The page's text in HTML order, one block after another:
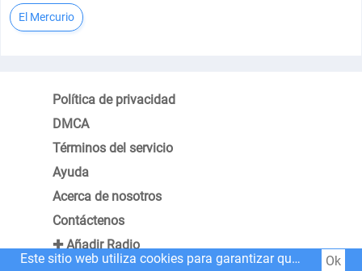
El Mercurio
Política de privacidad
DMCA
Términos del servicio
Ayuda
Acerca de nosotros
Contáctenos
✚ Añadir Radio
Este sitio web utiliza cookies para garantizar que obtenga la mejor experiencia en nuestro sitio web.
Ok